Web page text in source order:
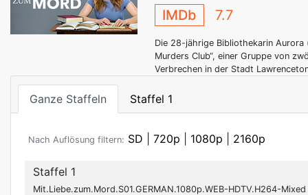
IMDb 7.7
Die 28-jährige Bibliothekarin Aurora
Murders Club“, einer Gruppe von
Verbrechen in der Stadt
Ganze Staffeln Staffel 1
Nach Auflösung filtern: SD 720p 1080p 2160p
Staffel 1
Mit.Liebe.zum.Mord.S01.GERMAN.1080p.WEB-HDTV.H264-Mixed